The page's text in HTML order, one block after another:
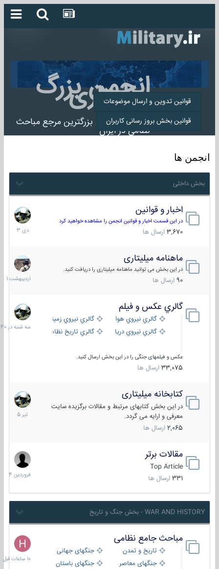
انجمن بزرگ
میلیتاری
انجمن میلیتاری بزرگترین مرجع مباحث
نظامی در ایران
قوانین تدوین و ارسال موضوعات
قوانین بخش بروز رسانی کاربران
انجمن ها
بخش داخلی
اخبار و قوانین
در این قسمت اخبار و قوانین انجمن را مشاهده خواهید کرد
3,670 ارسال ها
22
دی
1403
ماهنامه میلیتاری
در این بخش می توانید ماهنامه میلیتاری را دریافت کنید.
90 ارسال ها
30
1401
گالري عكس و فيلم
گالري نيروي هوايي
گالري نيروي زميني
گالري نيروي دريايي
گالري تاریخ نظامی
عکس و فیلمهای جنگی را در این بخش ارسال کنید.
33,075 ارسال ها
سه
شنبه
در
کتابخانه میلیتاری
در این بخش کتابهای مرتبط و مقالات برگزیده سایت
معرفی و ارایه می گردد.
2,065 ارسال ها
16
تیر
1405
مقالات برتر
Top Article
331 ارسال ها
29
فروردین
1404
WAR AND HISTORY - بخش جنگ و تاریخ
مباحث جامع نظامی
تاریخ و تمدن
جنگهای جهانی
جنگهای معاصر
جنگهای باستان
10
ساعات
قبل